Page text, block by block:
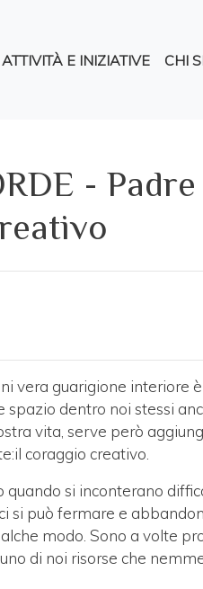
ATTIVITÀ E INIZIATIVE CHI
-
vera guarigione interiore
spazio dentro noi stessi
vita, serve però
coraggio creativo.
quando si inconterano
si può fermare e
modo. Sono a volte
di noi risorse che